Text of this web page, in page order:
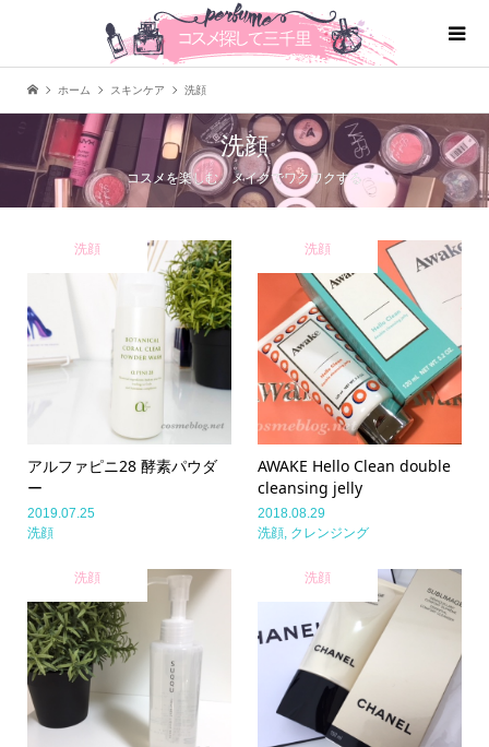
ホーム スキンケア 洗顔
洗顔
コスメを楽しむ、メイクでワクワクする
洗顔
アルファピニ28 酵素パウダ
ー
2019.07.25
洗顔
洗顔
AWAKE Hello Clean double
cleansing jelly
2018.08.29
洗顔 クレンジング
洗顔 洗顔